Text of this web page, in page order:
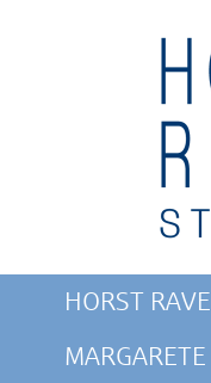
HORST RAVE